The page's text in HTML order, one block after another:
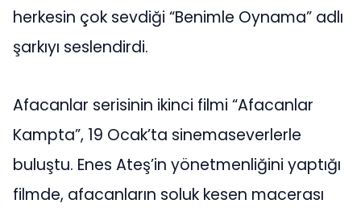
herkesin çok sevdiği “Benimle Oynama” adlı
şarkıyı seslendirdi.
Afacanlar serisinin ikinci filmi “Afacanlar
Kampta”, 19 Ocak’ta sinemaseverlerle
buluştu. Enes Ateş’in yönetmenliğini yaptığı
filmde, afacanların soluk kesen macerası